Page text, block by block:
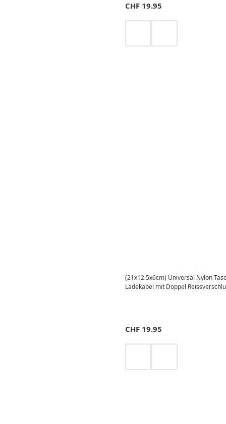
CHF 19.95
(21x12.5x6cm) Universal Nylon
Ladekabel mit Doppel
CHF 19.95